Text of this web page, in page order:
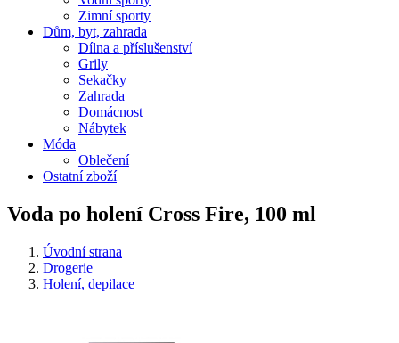
Zimní sporty
Dům, byt, zahrada
Dílna a příslušenství
Grily
Sekačky
Zahrada
Domácnost
Nábytek
Móda
Oblečení
Ostatní zboží
Voda po holení Cross Fire, 100 ml
Úvodní strana
Drogerie
Holení, depilace